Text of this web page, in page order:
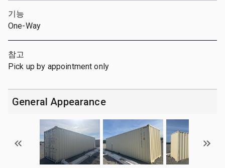
기능
One-Way
참고
Pick up by appointment only
General Appearance